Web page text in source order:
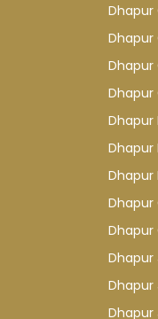
Dhapur
Dhapur
Dhapur
Dhapur
Dhapur
Dhapur
Dhapur
Dhapur
Dhapur
Dhapur
Dhapur